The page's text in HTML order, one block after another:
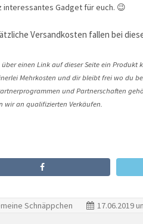
interessantes Gadget für euch. 😉
Versandkosten fallen bei
über einen Link auf dieser Seite ein
Mehrkosten und dir bleibt frei wo du
und Partnerschaften
wir an qualifizierten Verkäufen.
Schnäppchen 17.06.2019